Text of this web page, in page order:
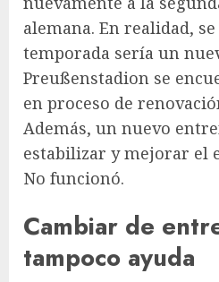
alemana. En realidad,
temporada sería un
Preußenstadion se
en proceso de
Además, un nuevo
estabilizar y mejorar el
No funcionó.
Cambiar de
tampoco ayuda